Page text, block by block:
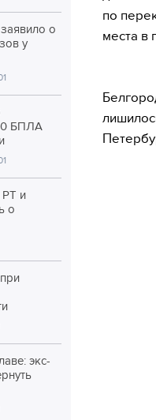
о
у
БПЛА
РТ и
о
экс-
по
места в